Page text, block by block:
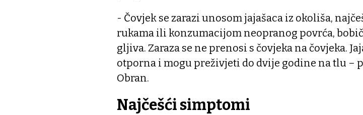
- Čovjek se zarazi unosom jajašaca iz okoliša,
rukama ili konzumacijom neopranog povrća,
gljiva. Zaraza se ne prenosi s čovjeka na čovjeka.
otporna i mogu preživjeti do dvije godine na tlu –
Obran.
Najčešći simptomi